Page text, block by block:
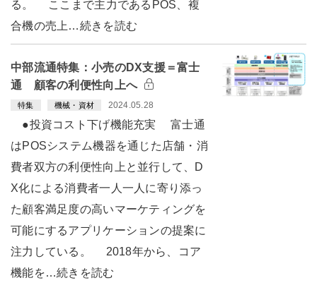
る。 ここまで主力であるPOS、複
合機の売上…続きを読む
中部流通特集：小売のDX支援＝富士
通 顧客の利便性向上へ
特集 機械・資材 2024.05.28
●投資コスト下げ機能充実 富士通
はPOSシステム機器を通じた店舗・消
費者双方の利便性向上と並行して、D
X化による消費者一人一人に寄り添っ
た顧客満足度の高いマーケティングを
可能にするアプリケーションの提案に
注力している。 2018年から、コア
機能を…続きを読む